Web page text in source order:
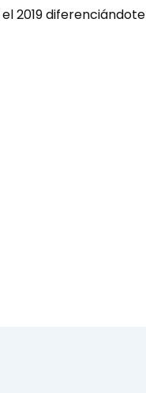
2019 diferenciándote